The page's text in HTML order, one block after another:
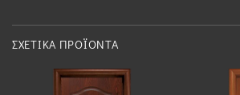
ΣΧΕΤΙΚΆ ΠΡΟΪΌΝΤΑ